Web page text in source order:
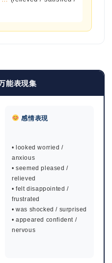
能表現集
感情表現
• looked worried /
anxious
• seemed pleased /
relieved
• felt disappointed /
frustrated
• was shocked / surprised
• appeared confident /
nervous